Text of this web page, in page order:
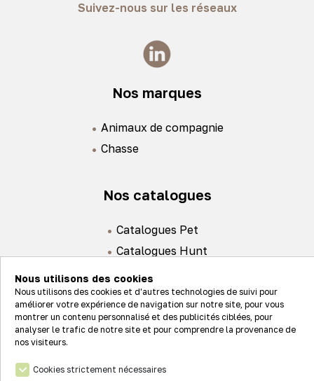
Suivez-nous sur les réseaux
Nos marques
Animaux de compagnie
Chasse
Nos catalogues
Catalogues Pet
Catalogues Hunt
Actualités
Connexion
Nous utilisons des cookies
Nous utilisons des cookies et d'autres technologies de suivi pour
améliorer votre expérience de navigation sur notre site, pour vous
montrer un contenu personnalisé et des publicités ciblées, pour
analyser le trafic de notre site et pour comprendre la provenance de
nos visiteurs.
Cookies strictement nécessaires